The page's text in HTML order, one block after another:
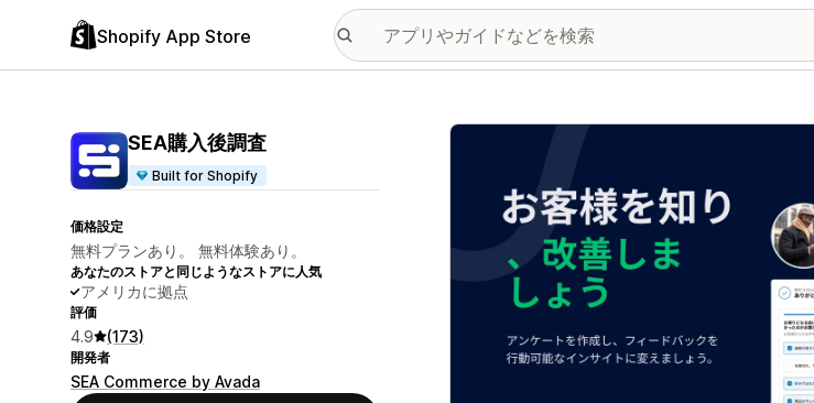
Shopify App Store
SEA購入後調査
Built for Shopify
価格設定
無料プランあり。 無料体験あり。
あなたのストアと同じようなストアに人気
アメリカに拠点
評価
4.9 (173)
開発者
SEA Commerce by Avada
特集の画像ギャラリー